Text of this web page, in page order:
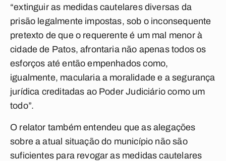
“extinguir as medidas cautelares diversas da
prisão legalmente impostas, sob o inconsequente
pretexto de que o requerente é um mal menor à
cidade de Patos, afrontaria não apenas todos os
esforços até então empenhados como,
igualmente, macularia a moralidade e a segurança
jurídica creditadas ao Poder Judiciário como um
todo”.
O relator também entendeu que as alegações
sobre a atual situação do município não são
suficientes para revogar as medidas cautelares